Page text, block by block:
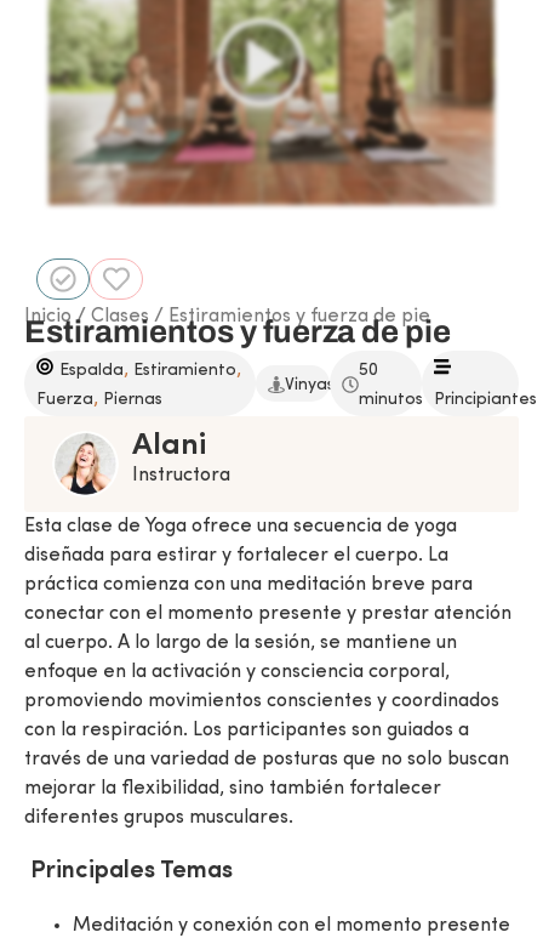
Inicio / Clases / Estiramientos y fuerza de pie
Estiramientos y fuerza de pie
Espalda, Estiramiento,
Fuerza, Piernas
Vinyasa
50
minutos
Principiantes
Alani
Instructora
Esta clase de Yoga ofrece una secuencia de yoga
diseñada para estirar y fortalecer el cuerpo. La
práctica comienza con una meditación breve para
conectar con el momento presente y prestar atención
al cuerpo. A lo largo de la sesión, se mantiene un
enfoque en la activación y consciencia corporal,
promoviendo movimientos conscientes y coordinados
con la respiración. Los participantes son guiados a
través de una variedad de posturas que no solo buscan
mejorar la flexibilidad, sino también fortalecer
diferentes grupos musculares.
Principales Temas
Meditación y conexión con el momento presente